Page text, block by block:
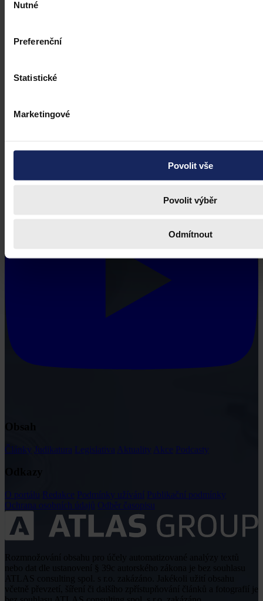
souhlasu
Nutné
Preferenční
Statistické
Marketingové
Povolit vše
Povolit výběr
Odmítnout
Články Judikatura Legislativa Aktuality Akce Podcasty
O portálu Redakce Podmínky užívání Publikační podmínky
Ochrana osobních údajů Odběr časopisu
včetně převzetí, šíření či dalšího zpřístupňování článků a fotografií je